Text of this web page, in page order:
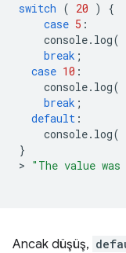
switch ( 20 )
{
case 5 :
console. log(
break ;
case 10 :
console. log(
break ;
default :
console. log(
}
> "The value was
Ancak düşüş,